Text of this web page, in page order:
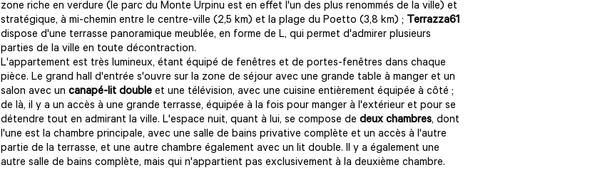
zone riche en verdure (le parc du Monte Urpinu est en effet l'un des plus renommés de la ville) et
stratégique, à mi-chemin entre le centre-ville (2,5 km) et la plage du Poetto (3,8 km) ; Terrazza61
dispose d'une terrasse panoramique meublée, en forme de L, qui permet d'admirer plusieurs
parties de la ville en toute décontraction.
L'appartement est très lumineux, étant équipé de fenêtres et de portes-fenêtres dans chaque
pièce. Le grand hall d'entrée s'ouvre sur la zone de séjour avec une grande table à manger et un
salon avec un canapé-lit double et une télévision, avec une cuisine entièrement équipée à côté ;
de là, il y a un accès à une grande terrasse, équipée à la fois pour manger à l'extérieur et pour se
détendre tout en admirant la ville. L'espace nuit, quant à lui, se compose de deux chambres, dont
l'une est la chambre principale, avec une salle de bains privative complète et un accès à l'autre
partie de la terrasse, et une autre chambre également avec un lit double. Il y a également une
autre salle de bains complète, mais qui n'appartient pas exclusivement à la deuxième chambre.